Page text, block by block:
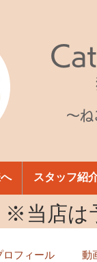
～ね
スタッフ紹
​※当店は
ロフィール 動